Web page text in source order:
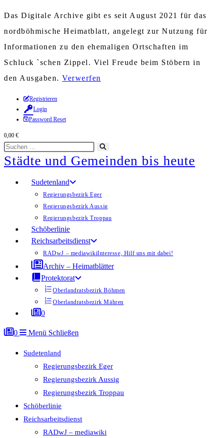
Das Digitale Archive gibt es seit August 2021 für das
nordböhmische Heimatblatt, angelegt zur Nutzung für
Informationen zu den ehemaligen Ortschaften im
Schluck `schen Zippel. Viel Freude beim Stöbern in
den Ausgaben. Verwerfen
Zum
Inhalt
springen
Registrieren
Login
Password Reset
0,00 €
Diese
Website
durchsuchen
starten
Städte und Gemeinden bis heute
Sudetenland
Regierungsbezirk Eger
Regierungsbezirk Aussig
Regierungsbezirk Troppau
Schöberlinie
Reichsarbeitsdienst
RADwJ – mediawikiInteresse, Hilf uns mit dabei!
Archiv – Heimatblätter
Protektorat
Oberlandratsbezirk Böhmen
Oberlandratsbezirk Mähren
0
0 Menü Schließen
Sudetenland
Regierungsbezirk Eger
Regierungsbezirk Aussig
Regierungsbezirk Troppau
Schöberlinie
Reichsarbeitsdienst
RADwJ – mediawiki